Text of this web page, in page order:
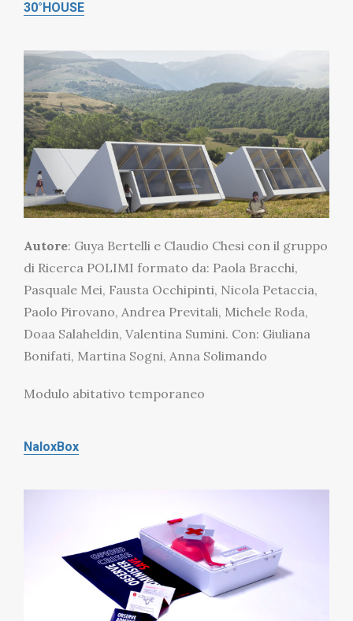
30°HOUSE
Autore: Guya Bertelli e Claudio Chesi con il gruppo
di Ricerca POLIMI formato da: Paola Bracchi,
Pasquale Mei, Fausta Occhipinti, Nicola Petaccia,
Paolo Pirovano, Andrea Previtali, Michele Roda,
Doaa Salaheldin, Valentina Sumini. Con: Giuliana
Bonifati, Martina Sogni, Anna Solimando
Modulo abitativo temporaneo
NaloxBox